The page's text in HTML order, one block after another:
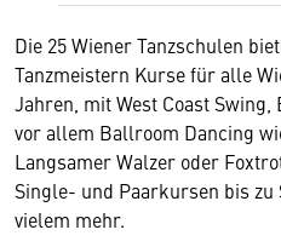
Die 25 Wiener Tanzschulen
Tanzmeistern Kurse für alle
Jahren, mit West Coast Swing,
vor allem Ballroom Dancing
Langsamer Walzer oder
Single- und Paarkursen bis zu
vielem mehr.